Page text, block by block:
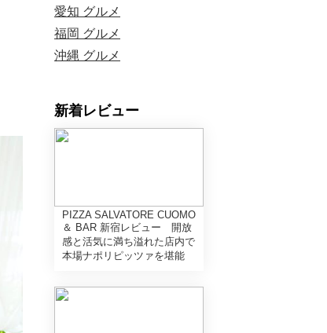
愛知 グルメ
福岡 グルメ
沖縄 グルメ
新着レビュー
PIZZA SALVATORE CUOMO
＆ BAR 新宿レビュー 開放
感と活気に満ち溢れた店内で
本場ナポリピッツァを堪能